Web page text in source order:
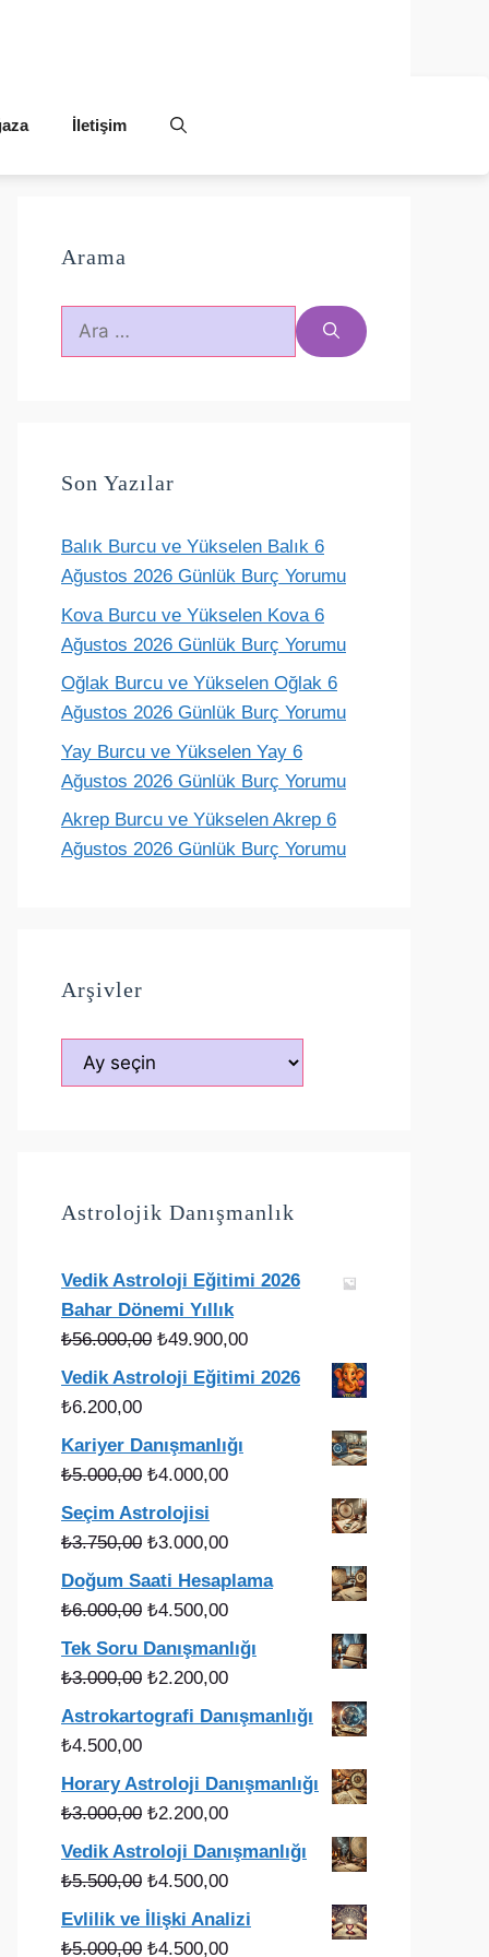
İletişim
Günlük yorum
Akrep
Günlük yorum
Yay
Günlük yorum
Arama
için
Son Yazılar
Balık Burcu ve Yükselen Balık 6
Ağustos 2026 Günlük Burç Yorumu
Kova Burcu ve Yükselen Kova 6
Ağustos 2026 Günlük Burç Yorumu
Oğlak Burcu ve Yükselen Oğlak 6
Ağustos 2026 Günlük Burç Yorumu
Yay Burcu ve Yükselen Yay 6
Ağustos 2026 Günlük Burç Yorumu
Akrep Burcu ve Yükselen Akrep 6
Ağustos 2026 Günlük Burç Yorumu
Arşivler
Arşivler
Astrolojik Danışmanlık
Vedik Astroloji Eğitimi 2026
Bahar Dönemi Yıllık
₺56.000,00 Orijinal
fiyat:
₺49.900,00Şu
andaki
₺49.900,00.
Vedik Astroloji Eğitimi 2026
₺6.200,00
Kariyer Danışmanlığı
₺5.000,00 Orijinal
fiyat:
₺5.000,00.
₺4.000,00Şu
fiyat:
Seçim Astrolojisi
₺3.750,00 Orijinal
fiyat:
₺3.750,00.
₺3.000,00Şu
andaki
fiyat:
Doğum Saati Hesaplama
₺6.000,00 Orijinal
fiyat:
₺6.000,00.
₺4.500,00Şu
andaki
fiyat:
Tek Soru Danışmanlığı
₺3.000,00 Orijinal
fiyat:
₺2.200,00Şu
Astrokartografi Danışmanlığı
₺4.500,00
Horary Astroloji Danışmanlığı
₺3.000,00 Orijinal
fiyat:
₺3.000,00.
₺2.200,00Şu
fiyat:
Vedik Astroloji Danışmanlığı
₺5.500,00 Orijinal
fiyat:
₺5.500,00.
₺4.500,00Şu
andaki
fiyat:
Evlilik ve İlişki Analizi
₺5.000,00 Orijinal
₺4.500,00Şu